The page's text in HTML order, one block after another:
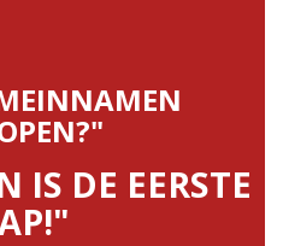
IS DE EERSTE